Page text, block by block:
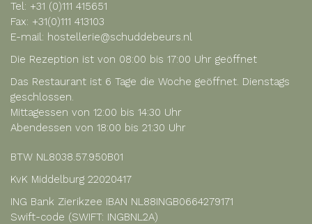
Tel: +31 (0)111 415651
Fax: +31(0)111 413103
E-mail: hostellerie@schuddebeurs.nl
Die Rezeption ist von 08:00 bis 17:00 Uhr geöffnet
Das Restaurant ist 6 Tage die Woche geöffnet. Dienstags
geschlossen.
Mittagessen von 12:00 bis 14:30 Uhr
Abendessen von 18:00 bis 21:30 Uhr
BTW NL8038.57.950B01
KvK Middelburg 22020417
ING Bank Zierikzee IBAN NL88INGB0664279171
Swift-code (SWIFT: INGBNL2A)